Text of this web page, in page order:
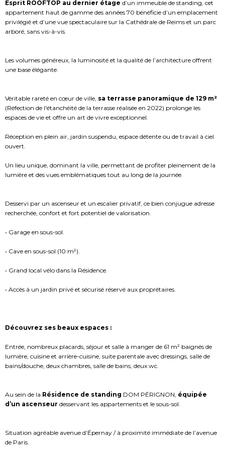
Esprit ROOFTOP au dernier étage d’un immeuble de standing, cet
appartement haut de gamme des années 70 bénéficie d’un emplacement
privilégié et d’une vue spectaculaire sur la Cathédrale de Reims et un parc
arboré, sans vis-à-vis.
Les volumes généreux, la luminosité et la qualité de l’architecture offrent
une base élégante.
Véritable rareté en cœur de ville, sa terrasse panoramique de 129 m²
(Réfection de l'étanchéité de la terrasse réalisée en 2022) prolonge les
espaces de vie et offre un art de vivre exceptionnel.
Réception en plein air, jardin suspendu, espace détente ou de travail à ciel
ouvert.
Un lieu unique, dominant la ville, permettant de profiter pleinement de la
lumière et des vues emblématiques tout au long de la journée.
Desservi par un ascenseur et un escalier privatif, ce bien conjugue adresse
recherchée, confort et fort potentiel de valorisation.
• Garage en sous-sol.
• Cave en sous-sol (10 m²).
• Grand local vélo dans la Résidence.
• Accès à un jardin privé et sécurisé réservé aux proprétaires.
Découvrez ses beaux espaces :
Entrée, nombreux placards, séjour et salle à manger de 61 m² baignés de
lumière, cuisine et arrière-cuisine, suite parentale avec dressings, salle de
bains/douche, deux chambres, salle de bains, deux wc.
Au sein de la Résidence de standing DOM PÉRIGNON, équipée
d’un ascenseur desservant les appartements et le sous-sol.
Situation agréable avenue d’Épernay / à proximité immédiate de l’avenue
de Paris.